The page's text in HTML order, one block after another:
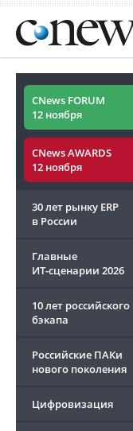
CNews FORUM
12 ноября
CNews AWARDS
12 ноября
30 лет рынку ERP
в России
Главные
ИТ-сценарии 2026
10 лет российского
бэкапа
Российские ПАКи
нового поколения
Цифровизация